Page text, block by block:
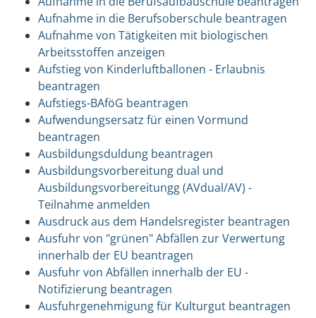
Aufnahme in die Berufsoberschule beantragen
Aufnahme von Tätigkeiten mit biologischen
Arbeitsstoffen anzeigen
Aufstieg von Kinderluftballonen - Erlaubnis
beantragen
Aufstiegs-BAföG beantragen
Aufwendungsersatz für einen Vormund
beantragen
Ausbildungsduldung beantragen
Ausbildungsvorbereitung dual und
Ausbildungsvorbereitungg (AVdual/AV) -
Teilnahme anmelden
Ausdruck aus dem Handelsregister beantragen
Ausfuhr von "grünen" Abfällen zur Verwertung
innerhalb der EU beantragen
Ausfuhr von Abfällen innerhalb der EU -
Notifizierung beantragen
Ausfuhrgenehmigung für Kulturgut beantragen